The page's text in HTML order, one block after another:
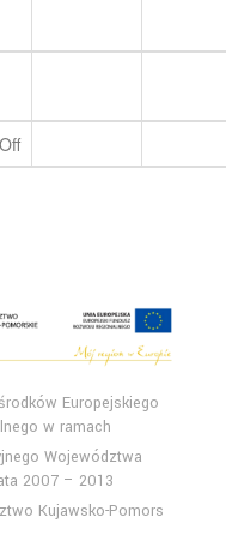
Europejskiego
w ramach
Województwa
2007 – 2013
Kujawsko-Pomors